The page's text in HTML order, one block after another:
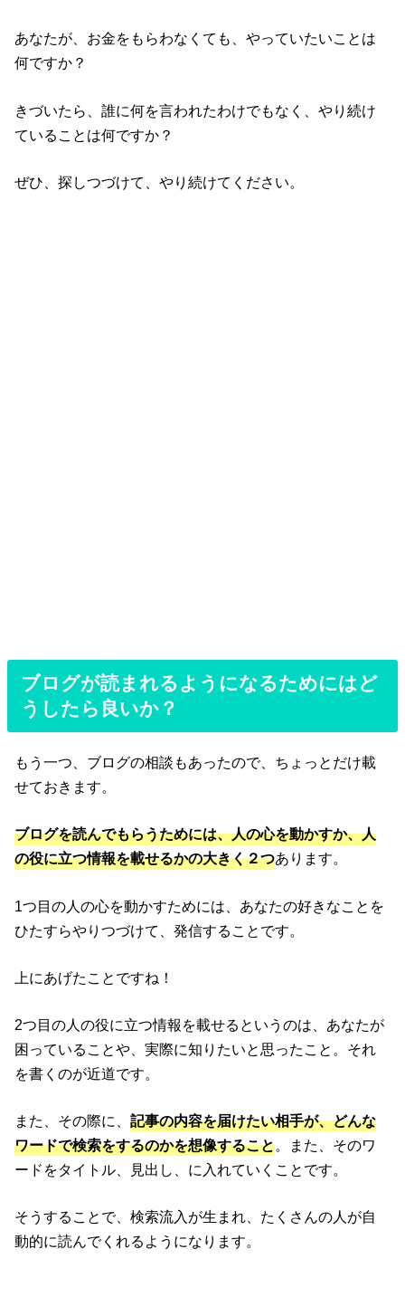
あなたが、お金をもらわなくても、やっていたいことは
何ですか？
きづいたら、誰に何を言われたわけでもなく、やり続け
ていることは何ですか？
ぜひ、探しつづけて、やり続けてください。
ブログが読まれるようになるためにはど
うしたら良いか？
もう一つ、ブログの相談もあったので、ちょっとだけ載
せておきます。
ブログを読んでもらうためには、人の心を動かすか、人
の役に立つ情報を載せるかの大きく２つあります。
1つ目の人の心を動かすためには、あなたの好きなことを
ひたすらやりつづけて、発信することです。
上にあげたことですね！
2つ目の人の役に立つ情報を載せるというのは、あなたが
困っていることや、実際に知りたいと思ったこと。それ
を書くのが近道です。
また、その際に、記事の内容を届けたい相手が、どんな
ワードで検索をするのかを想像すること。また、そのワ
ードをタイトル、見出し、に入れていくことです。
そうすることで、検索流入が生まれ、たくさんの人が自
動的に読んでくれるようになります。